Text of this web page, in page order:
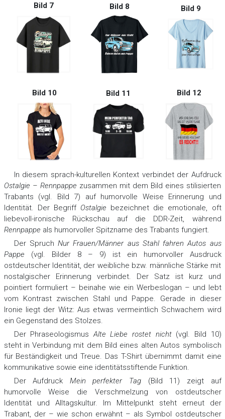
Bild 7 Bild 8 Bild 9
Bild 10 Bild 11 Bild 12
In diesem sprach-kulturellen Kontext verbindet der Aufdruck
Ostalgie – Rennpappe zusammen mit dem Bild eines stilisierten
Trabants (vgl. Bild 7) auf humorvolle Weise Erinnerung und
Identität. Der BegriffOstalgie bezeichnet die emotionale, oft
liebevoll-ironische Rückschau auf die DDR-Zeit, während
Rennpappe als humorvoller Spitzname des Trabants fungiert.
Der Spruch Nur Frauen/Männer aus Stahl fahren Autos aus
Pappe (vgl. Bilder 8 – 9) ist ein humorvoller Ausdruck
ostdeutscher Identität, der weibliche bzw. männliche Stärke mit
nostalgischer Erinnerung verbindet. Der Satz ist kurz und
pointiert formuliert – beinahe wie ein Werbeslogan – und lebt
vom Kontrast zwischen Stahl und Pappe. Gerade in dieser
Ironie liegt der Witz: Aus etwas vermeintlich Schwachem wird
ein Gegenstand des Stolzes.
Der Phraseologismus Alte Liebe rostet nicht(vgl. Bild 10)
steht in Verbindung mit dem Bild eines alten Autos symbolisch
für Beständigkeit und Treue. Das T-Shirt übernimmt damit eine
kommunikative sowie eine identitätsstiftende Funktion.
Der Aufdruck Mein perfekter Tag (Bild 11) zeigt auf
humorvolle Weise die Verschmelzung von ostdeutscher
Identität und Alltagskultur. Im Mittelpunkt steht erneut der
Trabant, der – wie schon erwähnt – als Symbol ostdeutscher